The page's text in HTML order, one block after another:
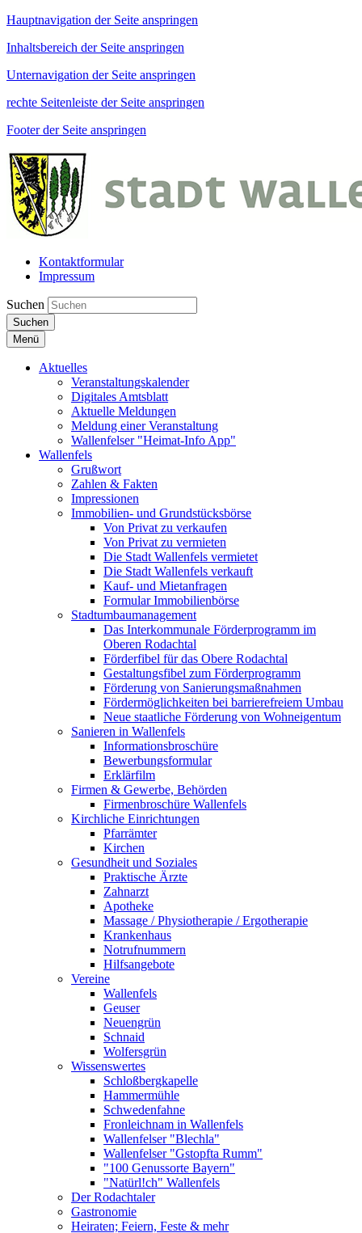
Hauptnavigation der Seite anspringen
Inhaltsbereich der Seite anspringen
Unternavigation der Seite anspringen
rechte Seitenleiste der Seite anspringen
Footer der Seite anspringen
Kontaktformular
Impressum
Suchen
Suchen
Menü
Aktuelles
Veranstaltungskalender
Digitales Amtsblatt
Aktuelle Meldungen
Meldung einer Veranstaltung
Wallenfelser "Heimat-Info App"
Wallenfels
Grußwort
Zahlen & Fakten
Impressionen
Immobilien- und Grundstücksbörse
Von Privat zu verkaufen
Von Privat zu vermieten
Die Stadt Wallenfels vermietet
Die Stadt Wallenfels verkauft
Kauf- und Mietanfragen
Formular Immobilienbörse
Stadtumbaumanagement
Das Interkommunale Förderprogramm im
Oberen Rodachtal
Förderfibel für das Obere Rodachtal
Gestaltungsfibel zum Förderprogramm
Förderung von Sanierungsmaßnahmen
Fördermöglichkeiten bei barrierefreiem Umbau
Neue staatliche Förderung von Wohneigentum
Sanieren in Wallenfels
Informationsbroschüre
Bewerbungsformular
Erklärfilm
Firmen & Gewerbe, Behörden
Firmenbroschüre Wallenfels
Kirchliche Einrichtungen
Pfarrämter
Kirchen
Gesundheit und Soziales
Praktische Ärzte
Zahnarzt
Apotheke
Massage / Physiotherapie / Ergotherapie
Krankenhaus
Notrufnummern
Hilfsangebote
Vereine
Wallenfels
Geuser
Neuengrün
Schnaid
Wolfersgrün
Wissenswertes
Schloßbergkapelle
Hammermühle
Schwedenfahne
Fronleichnam in Wallenfels
Wallenfelser "Blechla"
Wallenfelser "Gstopfta Rumm"
"100 Genussorte Bayern"
"Natürl!ch" Wallenfels
Der Rodachtaler
Gastronomie
Heiraten; Feiern, Feste & mehr